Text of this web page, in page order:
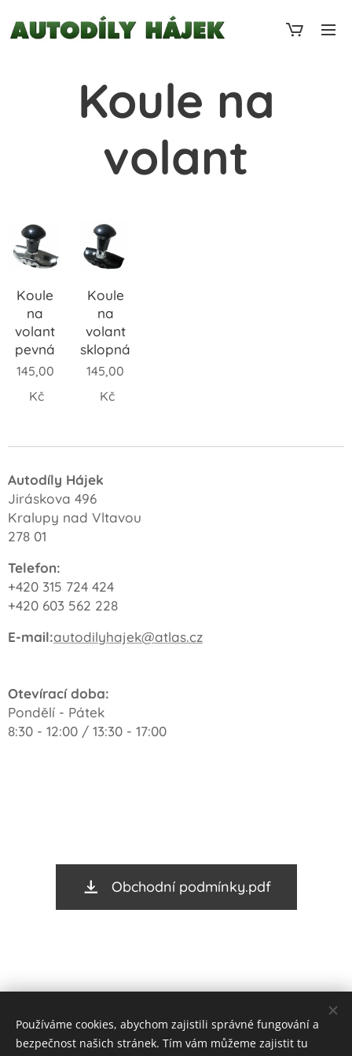
Koule na
volant
Koule
na
volant
pevná
145,00
Kč
Koule
na
volant
sklopná
145,00
Kč
Autodíly Hájek
Jiráskova 496
Kralupy nad Vltavou
278 01
Telefon:
+420 315 724 424
+420 603 562 228
E-mail:autodilyhajek@atlas.cz
Otevírací doba:
Pondělí - Pátek
8:30 - 12:00 / 13:30 - 17:00
Obchodní podmínky.pdf
Používáme cookies, abychom zajistili správné fungování a
bezpečnost našich stránek. Tím vám můžeme zajistit tu